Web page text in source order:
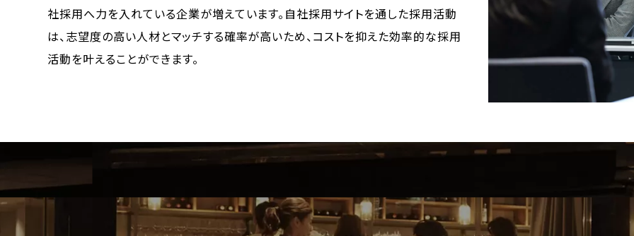
社採用へ力を入れている企業が増えています。自社採用サイトを通した採用活動
は、志望度の高い人材とマッチする確率が高いため、コストを抑えた効率的な採用
活動を叶えることができます。